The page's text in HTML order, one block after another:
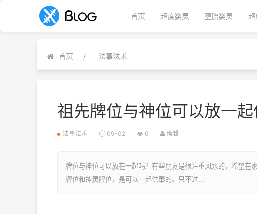
首页 超度婴灵 堕胎婴灵 超
首页 法事法术
祖先牌位与神位可以放一
法事法术 09-02 0 编辑
牌位与神位可以放在一起吗？有些朋友是很注重风水的，希望
牌位和神灵牌位，是可以一起供奉的。只不过...